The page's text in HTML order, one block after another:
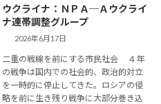
ウクライナ：ＮＰＡ─Ａウクライ
ナ連帯調整グループ
2026年6月17日
二重の戦線を前にする市民社会 ４年
の戦争は国内での社会的、政治的対立
を一時的に停止してきた。ロシアの侵
略を前に生き残り戦争に大部分巻き込